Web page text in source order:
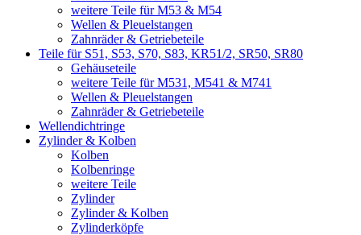
weitere Teile für M53 & M54
Wellen & Pleuelstangen
Zahnräder & Getriebeteile
Teile für S51, S53, S70, S83, KR51/2, SR50, SR80
Gehäuseteile
weitere Teile für M531, M541 & M741
Wellen & Pleuelstangen
Zahnräder & Getriebeteile
Wellendichtringe
Zylinder & Kolben
Kolben
Kolbenringe
weitere Teile
Zylinder
Zylinder & Kolben
Zylinderköpfe